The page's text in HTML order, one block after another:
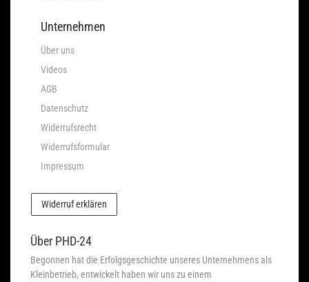
Unternehmen
Über uns
Videos
AGB
Datenschutz
Widerrufsrecht
Widerrufsformular
Impressum
Widerruf erklären
Über PHD-24
Begonnen hat die Erfolgsgeschichte unseres Unternehmens als
Kleinbetrieb, entwickelt haben wir uns zu einem